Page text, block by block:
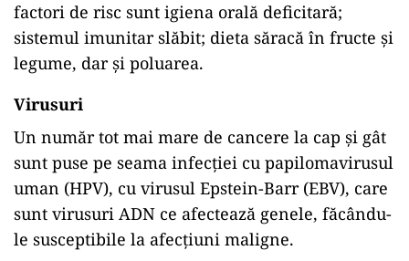
factori de risc sunt igiena orală deficitară;
sistemul imunitar slăbit; dieta săracă în fructe și
legume, dar și poluarea.
Virusuri
Un număr tot mai mare de cancere la cap și gât
sunt puse pe seama infecției cu papilomavirusul
uman (HPV), cu virusul Epstein-Barr (EBV), care
sunt virusuri ADN ce afectează genele, făcându-
le susceptibile la afecțiuni maligne.